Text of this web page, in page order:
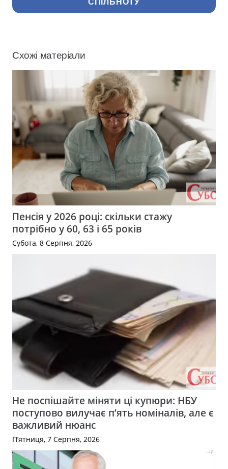
СПІЛЬНОТУ
Схожі матеріали
Пенсія у 2026 році: скільки стажу
потрібно у 60, 63 і 65 років
Субота, 8 Серпня, 2026
Не поспішайте міняти ці купюри: НБУ
поступово вилучає п’ять номіналів, але є
важливий нюанс
П’ятниця, 7 Серпня, 2026